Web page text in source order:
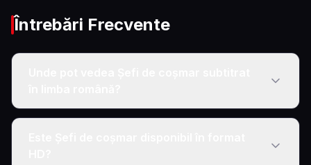
Întrebări Frecvente